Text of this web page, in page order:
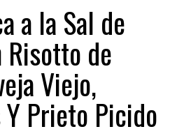
a la Sal de
Risotto de
Viejo,
Prieto Picido